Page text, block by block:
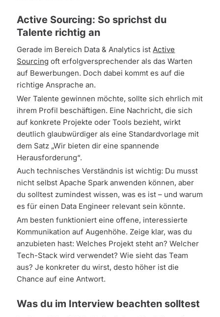
Active Sourcing: So sprichst du
Talente richtig an
Gerade im Bereich Data & Analytics istActive
Sourcing oft erfolgversprechender als das Warten
auf Bewerbungen. Doch dabei kommt es auf die
richtige Ansprache an.
Wer Talente gewinnen möchte, sollte sich ehrlich mit
ihrem Profil beschäftigen. Eine Nachricht, die sich
auf konkrete Projekte oder Tools bezieht, wirkt
deutlich glaubwürdiger als eine Standardvorlage mit
dem Satz „Wir bieten dir eine spannende
Herausforderung“.
Auch technisches Verständnis ist wichtig: Du musst
nicht selbst Apache Spark anwenden können, aber
du solltest zumindest wissen, was es ist – und warum
es für einen Data Engineer relevant sein könnte.
Am besten funktioniert eine offene, interessierte
Kommunikation auf Augenhöhe. Zeige klar, was du
anzubieten hast: Welches Projekt steht an? Welcher
Tech-Stack wird verwendet? Wie sieht das Team
aus? Je konkreter du wirst, desto höher ist die
Chance auf eine Antwort.
Was du im Interview beachten solltest